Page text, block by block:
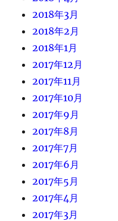
2018年3月
2018年2月
2018年1月
2017年12月
2017年11月
2017年10月
2017年9月
2017年8月
2017年7月
2017年6月
2017年5月
2017年4月
2017年3月